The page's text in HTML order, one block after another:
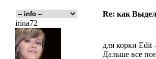
Re: как
irina72
для корки Edit
Дальше все